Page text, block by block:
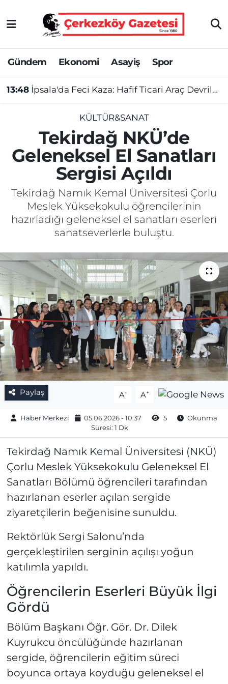
Gündem Ekonomi Asayiş Spor
13:48 İpsala'da Feci Kaza: Hafif Ticari Araç Devrildi, 1 Ölü 1 Yaralı
KÜLTÜR&SANAT
Tekirdağ NKÜ’de
Geleneksel El Sanatları
Sergisi Açıldı
Tekirdağ Namık Kemal Üniversitesi Çorlu
Meslek Yüksekokulu öğrencilerinin
hazırladığı geleneksel el sanatları eserleri
sanatseverlerle buluştu.
Paylaş A- A+
Haber Merkezi 05.06.2026 - 10:37 5
Okunma
Süresi: 1 Dk
Tekirdağ Namık Kemal Üniversitesi (NKÜ)
Çorlu Meslek Yüksekokulu Geleneksel El
Sanatları Bölümü öğrencileri tarafından
hazırlanan eserler açılan sergide
ziyaretçilerin beğenisine sunuldu.
Rektörlük Sergi Salonu’nda
gerçekleştirilen serginin açılışı yoğun
katılımla yapıldı.
Öğrencilerin Eserleri Büyük İlgi
Gördü
Bölüm Başkanı Öğr. Gör. Dr. Dilek
Kuyrukcu öncülüğünde hazırlanan
sergide, öğrencilerin eğitim süreci
boyunca ortaya koyduğu geleneksel el
Asayiş
Ekonomi
Gündem
Kültür&Sanat
Manşet
SAĞLIK
Spor
İletişim
Künye
Topluluk Kuralları
Yayın İlkeleri
Tekirdağ Nöbetçi Eczaneler
Tekirdağ Hava Durumu
Tekirdağ Namaz Vakitleri
Tekirdağ Trafik Yoğunluk Haritası
Süper Lig Puan Durumu ve Fikstür
Tüm Manşetler
Son Dakika Haberleri
Haber Arşivi